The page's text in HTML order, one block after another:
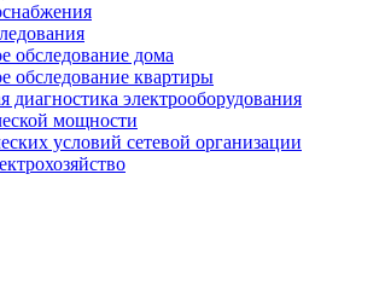
обследование дома
обследование квартиры
диагностика электрооборудования
мощности
условий сетевой организации